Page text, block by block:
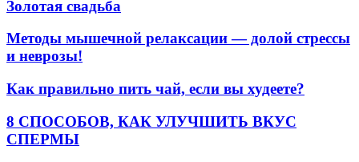
Золотая свадьба
Методы мышечной релаксации — долой стрессы
и неврозы!
Как правильно пить чай, если вы худеете?
8 СПОСОБОВ, КАК УЛУЧШИТЬ ВКУС
СПЕРМЫ